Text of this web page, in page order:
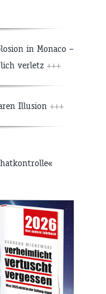
in Monaco –
verletz +++
Illusion +++